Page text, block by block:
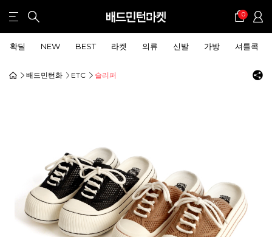
0
확딜 NEW BEST 라켓 의류 신발 가방 셔틀콕
배드민턴화 ETC 슬리퍼